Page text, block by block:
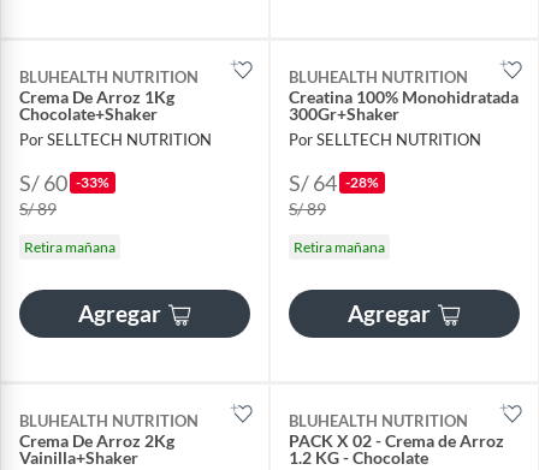
BLUHEALTH NUTRITION
Crema De Arroz 1Kg
Chocolate+Shaker
Por SELLTECH NUTRITION
S/ 60 -33%
S/ 89
Retira mañana
Agregar
BLUHEALTH NUTRITION
Creatina 100% Monohidratada
300Gr+Shaker
Por SELLTECH NUTRITION
S/ 64 -28%
S/ 89
Retira mañana
Agregar
BLUHEALTH NUTRITION
Crema De Arroz 2Kg
Vainilla+Shaker
BLUHEALTH NUTRITION
PACK X 02 - Crema de Arroz
1.2 KG - Chocolate